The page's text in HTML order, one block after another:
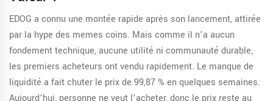
EDOG a connu une montée rapide après son lancement, attirée
par la hype des memes coins. Mais comme il n’a aucun
fondement technique, aucune utilité ni communauté durable,
les premiers acheteurs ont vendu rapidement. Le manque de
liquidité a fait chuter le prix de 99,87 % en quelques semaines.